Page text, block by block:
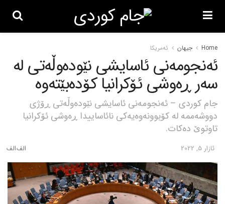
Home جیهان ئەمریکا
ئەنجومەنی ئاسایشی نێودەوڵەتی لە
سەر ڕەوشی ئۆکرانیا کۆدەبێتەوە
جام کوردی – ئەنجومەنی ئاسایشی نێودەوڵەتی ڕۆژی
دووشەممە لە کۆبوونەوەیەکی نائاساییدا ڕەوشی ئۆکرانیا
تاوتوێ دەکات.
ئازار 5, 2022